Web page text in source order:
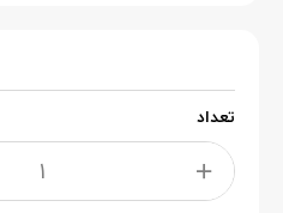
تعداد